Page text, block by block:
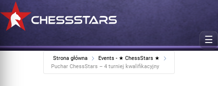
☰
Strona główna
Events - ★ ChessStars ★
Puchar ChessStars – 4 turniej kwalifikacyjny